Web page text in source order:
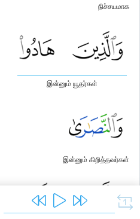
நிச்சயமாக
இன்னும் யூதர்கள்
இன்னும் கிறித்தவர்கள்